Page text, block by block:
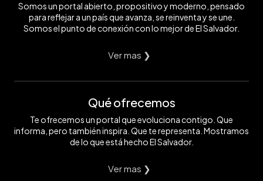
Somos un portal abierto, propositivo y moderno, pensado
para reflejar a un país que avanza, se reinventa y se une.
Somos el punto de conexión con lo mejor de El Salvador.
Ver mas ❯
Qué ofrecemos
Te ofrecemos un portal que evoluciona contigo. Que
informa, pero también inspira. Que te representa. Mostramos
de lo que está hecho El Salvador.
Ver mas ❯